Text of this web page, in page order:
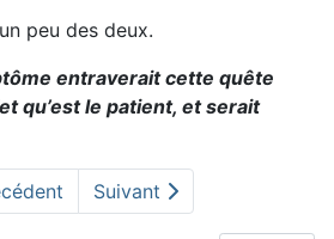
peu des deux.
entraverait cette quête
qu’est le patient, et serait
Suivant